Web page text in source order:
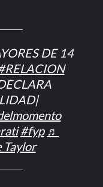
DE 14
#fyp ♬
Taylor